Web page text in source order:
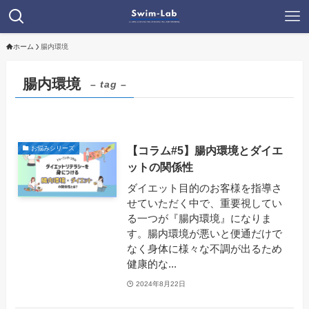
ホーム 腸内環境
腸内環境 – tag –
お悩みシリーズ
【コラム#5】腸内環境とダイエ
ットの関係性
ダイエット目的のお客様を指導さ
せていただく中で、重要視してい
る一つが『腸内環境』になりま
す。腸内環境が悪いと便通だけで
なく身体に様々な不調が出るため
健康的な...
2024年8月22日